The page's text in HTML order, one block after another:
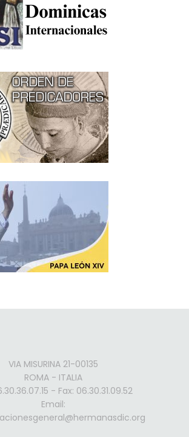
VIA MISURINA 21-00135
ROMA - ITALIA
- Fax: 06.30.31.09.52
Email: